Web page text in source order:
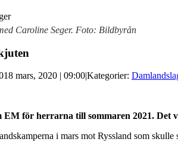
Caroline Seger. Foto: Bildbyrån
18 mars, 2020 | 09:00|Kategorier:
för herrarna till sommaren 2021. Det
i mars mot Ryssland som